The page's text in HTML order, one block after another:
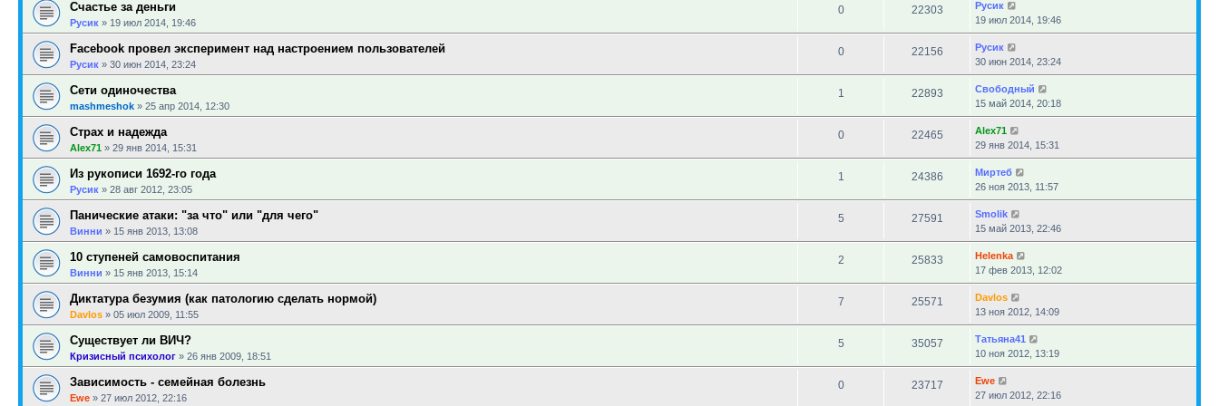
Счастье за деньги
Русик » 19 июл 2014, 19:46
0 22303
Русик
19 июл 2014, 19:46
Facebook провел эксперимент над настроением пользователей
Русик » 30 июн 2014, 23:24
0 22156
Русик
30 июн 2014, 23:24
Сети одиночества
mashmeshok » 25 апр 2014, 12:30
1 22893
Свободный
15 май 2014, 20:18
Страх и надежда
Alex71 » 29 янв 2014, 15:31
0 22465
Alex71
29 янв 2014, 15:31
Из рукописи 1692-го года
Русик » 28 авг 2012, 23:05
1 24386
Миртеб
26 ноя 2013, 11:57
Панические атаки: "за что" или "для чего"
Винни » 15 янв 2013, 13:08
5 27591
Smolik
15 май 2013, 22:46
10 ступеней самовоспитания
Винни » 15 янв 2013, 15:14
2 25833
Helenka
17 фев 2013, 12:02
Диктатура безумия (как патологию сделать нормой)
Davlos » 05 июл 2009, 11:55
7 25571
Davlos
13 ноя 2012, 14:09
Существует ли ВИЧ?
Кризисный психолог » 26 янв 2009, 18:51
5 35057
Татьяна41
10 ноя 2012, 13:19
Зависимость - семейная болезнь
Ewe » 27 июл 2012, 22:16
0 23717
Ewe
27 июл 2012, 22:16